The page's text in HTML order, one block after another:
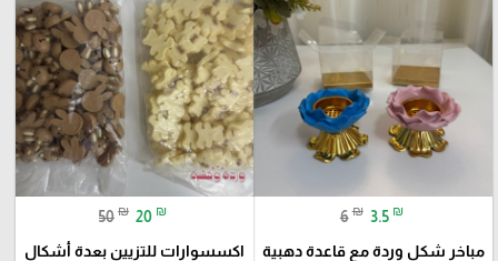
6 ₪ 3.5 ₪
مباخر شكل وردة مع قاعدة دهبية
50 ₪ 20 ₪
اكسسوارات للتزيين بعدة أشكال